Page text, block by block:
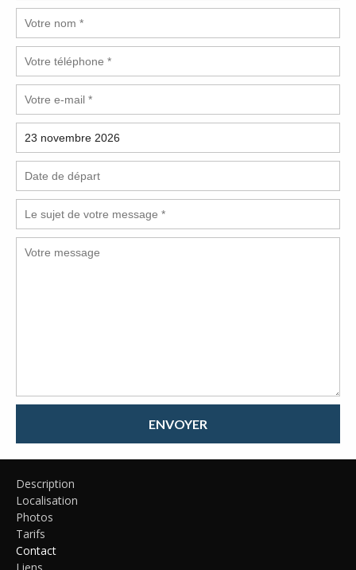
ENVOYER
Description
Localisation
Photos
Tarifs
Contact